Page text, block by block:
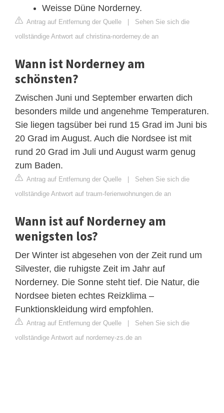
Weisse Düne Norderney.
Antrag auf Entfernung der Quelle | Sehen Sie sich die
vollständige Antwort auf christina-norderney.de an
Wann ist Norderney am
schönsten?
Zwischen Juni und September erwarten dich
besonders milde und angenehme Temperaturen.
Sie liegen tagsüber bei rund 15 Grad im Juni bis
20 Grad im August. Auch die Nordsee ist mit
rund 20 Grad im Juli und August warm genug
zum Baden.
Antrag auf Entfernung der Quelle | Sehen Sie sich die
vollständige Antwort auf traum-ferienwohnungen.de an
Wann ist auf Norderney am
wenigsten los?
Der Winter ist abgesehen von der Zeit rund um
Silvester, die ruhigste Zeit im Jahr auf
Norderney. Die Sonne steht tief. Die Natur, die
Nordsee bieten echtes Reizklima –
Funktionskleidung wird empfohlen.
Antrag auf Entfernung der Quelle | Sehen Sie sich die
vollständige Antwort auf norderney-zs.de an